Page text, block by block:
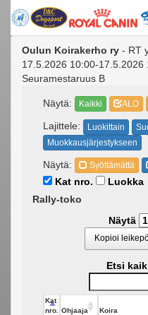
Oulun Koirakerho ry - RT
17.5.2026 10:00-17.5.2026
Seuramestaruus B
Näytä: Kaikki ALO
Lajittele: Luokittain
Muokkausjärjestykseen
Näytä: Syöttämättä
Kat nro.
Luokka
Rally-toko
Näytä
Kopioi
Etsi
Kat
nro.
Ohjaaja Koira